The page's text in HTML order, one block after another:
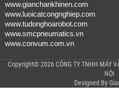
www.gianchankhinen.com
www.luoicatcongnghiep.com
www.tudonghoarobot.com
www.smcpneumatics.vn
www.convum.com.vn
Copyright© 2026 CÔNG TY TNHH MÁY
NỘI
Designed By